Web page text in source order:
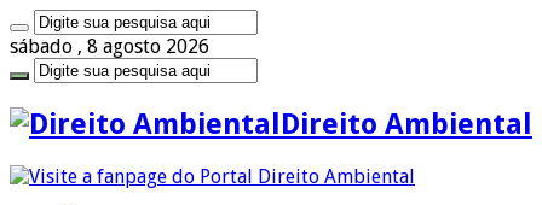
sábado , 8 agosto 2026
Direito Ambiental